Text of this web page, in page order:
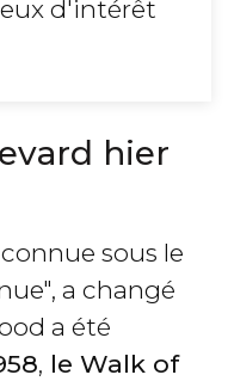
d'intérêt
hier
sous le
a changé
a été
, le Walk of